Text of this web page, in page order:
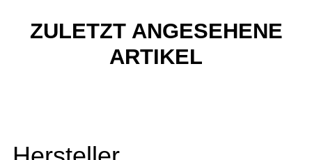
ZULETZT ANGESEHENE
ARTIKEL